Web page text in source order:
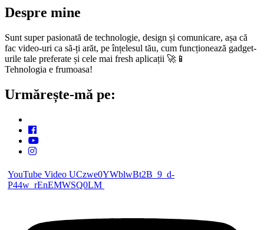
Despre mine
Sunt super pasionată de technologie, design și comunicare, așa că
fac video-uri ca să-ți arăt, pe înțelesul tău, cum funcționează gadget-
urile tale preferate și cele mai fresh aplicații 🚀📱
Tehnologia e frumoasa!
Urmărește-mă pe:
YouTube Video UCzwe0YWblwBt2B_9_d-
P44w_rEnEMWSQ0LM